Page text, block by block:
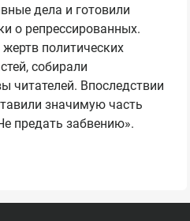
дела и готовили
о репрессированных.
политических
собирали
читателей. Впоследствии
значимую часть
предать забвению».